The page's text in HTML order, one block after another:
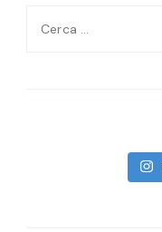
Ricerca